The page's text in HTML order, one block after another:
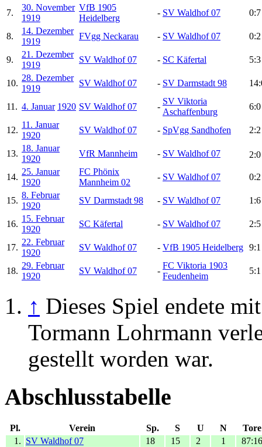
7.
30. November
1919
VfB 1905
Heidelberg
- SV Waldhof 07 0:7
8.
14. Dezember
1919
FVgg Neckarau - SV Waldhof 07 0:2
9.
21. Dezember
1919
SV Waldhof 07 - SC Käfertal 5:3
10.
28. Dezember
1919
SV Waldhof 07 - SV Darmstadt 98
11. 4. Januar 1920 SV Waldhof 07 -
SV Viktoria
Aschaffenburg
6:0
12.
11. Januar
1920
SV Waldhof 07 - SpVgg Sandhofen 2:2
13.
18. Januar
1920
VfR Mannheim - SV Waldhof 07
14.
25. Januar
1920
FC Phönix
Mannheim 02
- SV Waldhof 07 0:2
15.
8. Februar
1920
SV Darmstadt 98 - SV Waldhof 07 1:6
16.
15. Februar
1920
SC Käfertal - SV Waldhof 07 2:5
17.
22. Februar
1920
SV Waldhof 07 - VfB 1905 Heidelberg 9:1
18.
29. Februar
1920
SV Waldhof 07 -
FC Viktoria 1903
Feudenheim
5:1
↑ Dieses Spiel endete
Tormann Lohrmann
gestellt worden war.
Abschlusstabelle
Pl. Verein Sp. S U N
Tore
1. SV Waldhof 07 18 15 2 1
87:16